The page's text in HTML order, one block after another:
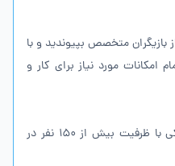
بازیگران متخصص بپیوندید و با
امکانات مورد نیاز برای کار و
همچنین جهش ۲ فضای کار اشتراکی با ظرفیت بیش از ۱۵۰ نفر در